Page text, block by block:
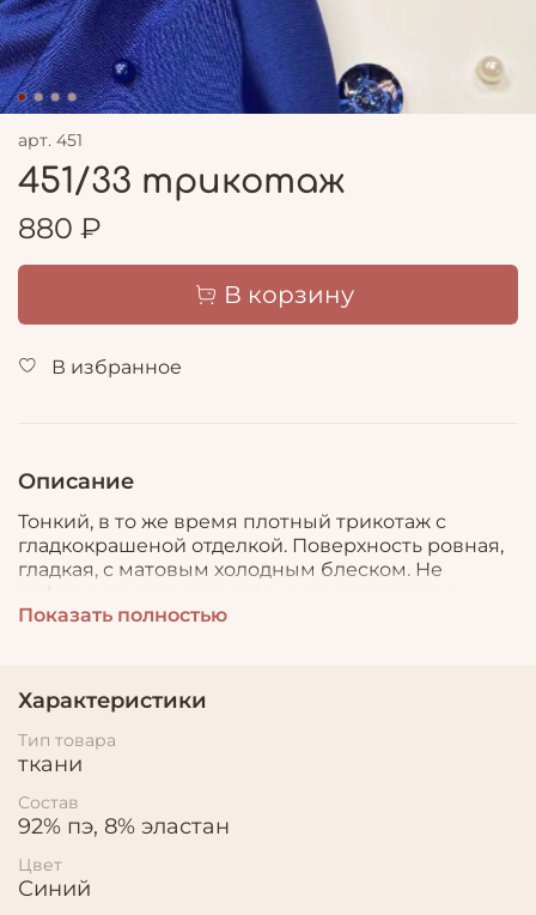
арт. 451
451/33 трикотаж
880 ₽
В корзину
В избранное
Описание
Тонкий, в то же время плотный трикотаж с
гладкокрашеной отделкой. Поверхность ровная,
гладкая, с матовым холодным блеском. Не
деформируется, прекрасно сохраняет свое
первоначальное состояние. Идеально подходит
Показать полностью
Характеристики
Тип товара
ткани
Состав
92% пэ, 8% эластан
Цвет
Синий